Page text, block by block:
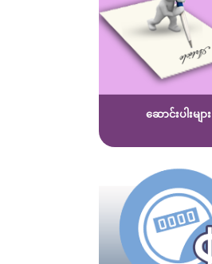
ဆောင်းပါးများ